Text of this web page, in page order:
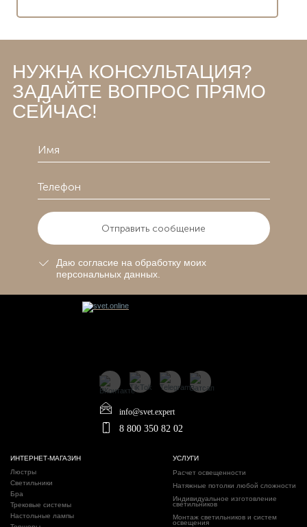
НУЖНА КОНСУЛЬТАЦИЯ?
ЗАДАЙТЕ ВОПРОС ПРЯМО
СЕЙЧАС!
Отправить сообщение
Даю согласие на обработку моих
персональных данных.
info@svet.expert
8 800 350 82 02
ИНТЕРНЕТ-МАГАЗИН
Люстры
Светильники
Бра
Трековые системы
Настольные лампы
УСЛУГИ
Расчет освещенности
Натяжные потолки любой сложности
Индивидуальное изготовление
светильников
Монтаж светильников и систем
освещения